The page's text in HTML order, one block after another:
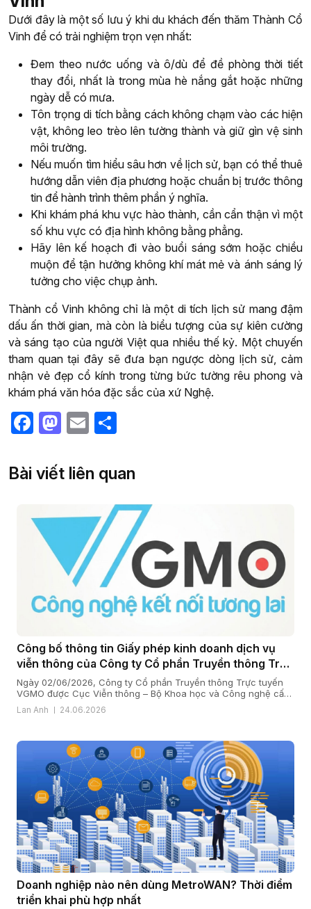
Dưới đây là một số lưu ý khi du khách đến thăm Thành Cổ
Vinh để có trải nghiệm trọn vẹn nhất:
Đem theo nước uống và ô/dù để đề phòng thời tiết
thay đổi, nhất là trong mùa hè nắng gắt hoặc những
ngày dễ có mưa.
Tôn trọng di tích bằng cách không chạm vào các hiện
vật, không leo trèo lên tường thành và giữ gìn vệ sinh
môi trường.
Nếu muốn tìm hiểu sâu hơn về lịch sử, bạn có thể thuê
hướng dẫn viên địa phương hoặc chuẩn bị trước thông
tin để hành trình thêm phần ý nghĩa.
Khi khám phá khu vực hào thành, cần cẩn thận vì một
số khu vực có địa hình không bằng phẳng.
Hãy lên kế hoạch đi vào buổi sáng sớm hoặc chiều
muộn để tận hưởng không khí mát mẻ và ánh sáng lý
tưởng cho việc chụp ảnh.
Thành cổ Vinh không chỉ là một di tích lịch sử mang đậm
dấu ấn thời gian, mà còn là biểu tượng của sự kiên cường
và sáng tạo của người Việt qua nhiều thế kỷ. Một chuyến
tham quan tại đây sẽ đưa bạn ngược dòng lịch sử, cảm
nhận vẻ đẹp cổ kính trong từng bức tường rêu phong và
khám phá văn hóa đặc sắc của xứ Nghệ.
Facebook
Mastodon
Email
Bài viết liên quan
Công bố thông tin Giấy phép kinh doanh dịch vụ
viễn thông của Công ty Cổ phần Truyền thông Trực
tuyến VGMO
Ngày 02/06/2026, Công ty Cổ phần Truyền thông Trực tuyến
VGMO được Cục Viễn thông – Bộ Khoa học và Công nghệ cấp
Giấy phép kinh doanh dịch vụ viễn thông số 180/GP-CVT. Thực
hiện quy định tại khoản 6 Điều 35 Nghị định số 163/2024/NĐ-
Lan Anh 24.06.2026
Doanh nghiệp nào nên dùng MetroWAN? Thời điểm
triển khai phù hợp nhất